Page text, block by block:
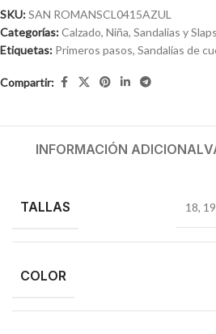
SKU:SAN ROMANSCL0415AZUL
Categorías:Calzado, Niña, Sandalias y Slaps
Etiquetas: Primeros pasos, Sandalias de
Compartir:
INFORMACIÓN ADICIONAL
TALLAS 18, 19
COLOR